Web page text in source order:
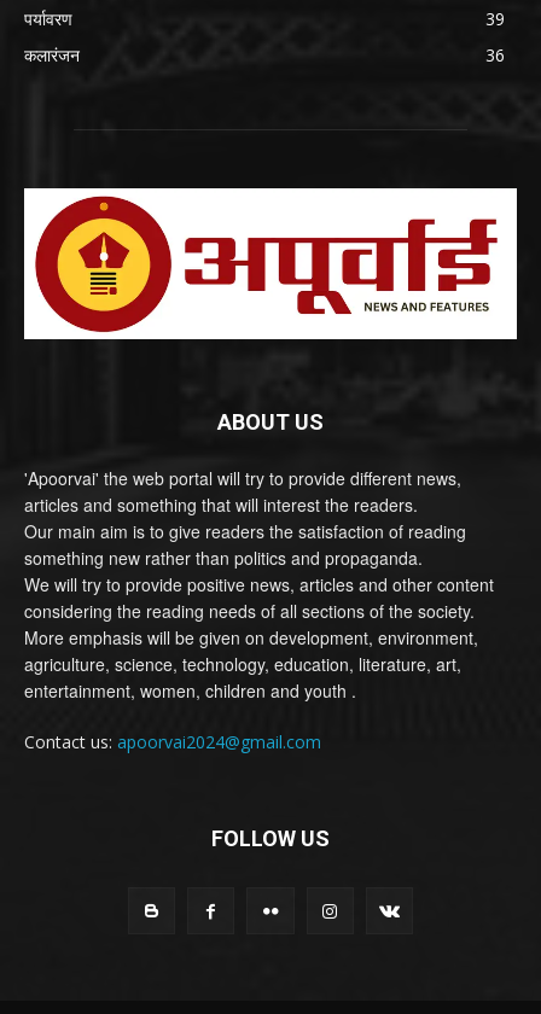
पर्यावरण
39
कलारंजन
36
ABOUT US
'Apoorvai' the web portal will try to provide different news,
articles and something that will interest the readers.
Our main aim is to give readers the satisfaction of reading
something new rather than politics and propaganda.
We will try to provide positive news, articles and other content
considering the reading needs of all sections of the society.
More emphasis will be given on development, environment,
agriculture, science, technology, education, literature, art,
entertainment, women, children and youth .
Contact us: apoorvai2024@gmail.com
FOLLOW US